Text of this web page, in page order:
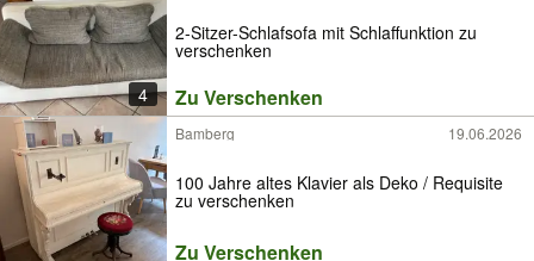
4
2-Sitzer-Schlafsofa mit Schlaffunktion zu
verschenken
Zu Verschenken
Bamberg 19.06.2026
100 Jahre altes Klavier als Deko / Requisite
zu verschenken
Zu Verschenken